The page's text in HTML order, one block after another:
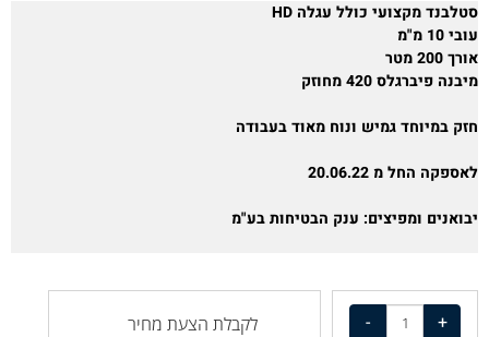
סטלבנד מקצועי כולל עגלה HD
עובי 10 מ"מ
אורך 200 מטר
מיבנה פיברגלס 420 מחוזק
חזק במיוחד גמיש ונוח מאוד בעבודה
לאספקה החל מ 20.06.22
יבואנים ומפיצים: ענק הבטיחות בע"מ
לקבלת הצעת מחיר